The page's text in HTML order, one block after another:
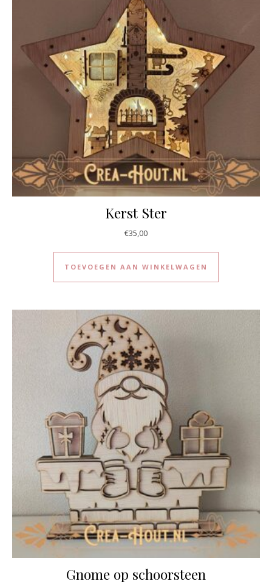
Kerst Ster
€35,00
TOEVOEGEN AAN WINKELWAGEN
Gnome op schoorsteen